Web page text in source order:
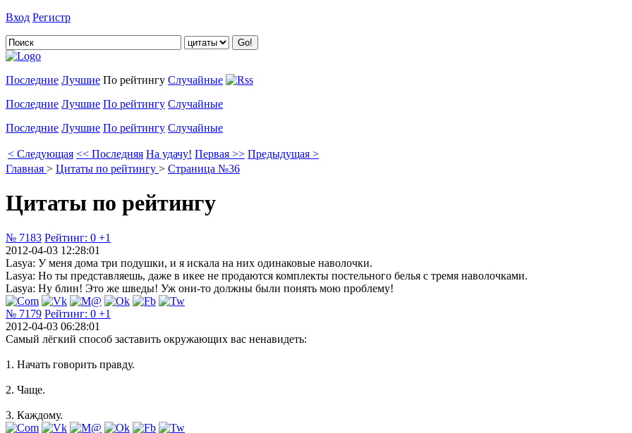
Вход Регистр
Последние Лучшие По рейтингу Случайные
Последние Лучшие По рейтингу Случайные
Последние Лучшие По рейтингу Случайные
< Следующая << Последняя На удачу! Первая >> Предыдущая >
Главная > Цитаты по рейтингу > Страница №36
Цитаты по рейтингу
№ 7183 Рейтинг: 0 +1
2012-04-03 12:28:01
Lasya: У меня дома три подушки, и я искала на них одинаковые наволочки.
Lasya: Но ты представляешь, даже в икее не продаются комплекты постельного белья с тремя наволочками.
Lasya: Ну блин! Это же шведы! Уж они-то должны были понять мою проблему!
№ 7179 Рейтинг: 0 +1
2012-04-03 06:28:01
Самый лёгкий способ заставить окружающих вас ненавидеть:
1. Начать говорить правду.
2. Чаще.
3. Каждому.